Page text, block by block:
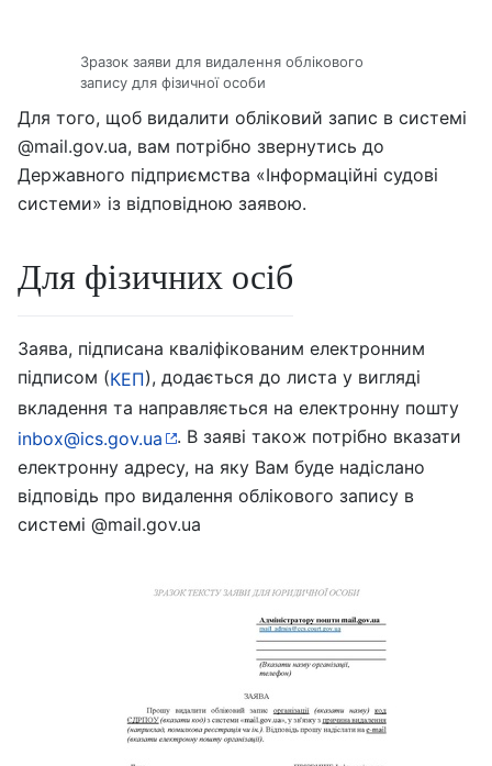
Зразок заяви для видалення облікового
запису для фізичної особи
Для того, щоб видалити обліковий запис в системі
@mail.gov.ua, вам потрібно звернутись до
Державного підприємства «Інформаційні судові
системи» із відповідною заявою.
Для фізичних осіб
Заява, підписана кваліфікованим електронним
підписом (КЕП), додається до листа у вигляді
вкладення та направляється на електронну пошту
inbox@ics.gov.ua
. В заяві також потрібно вказати
електронну адресу, на яку Вам буде надіслано
відповідь про видалення облікового запису в
системі @mail.gov.ua